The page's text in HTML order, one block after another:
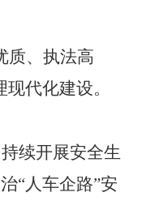
质、执法高
代化建设。
续开展安全生
“人车企路”安